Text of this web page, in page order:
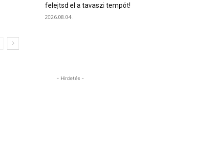
felejtsd el a tavaszi tempót!
2026.08.04.
- Hirdetés -